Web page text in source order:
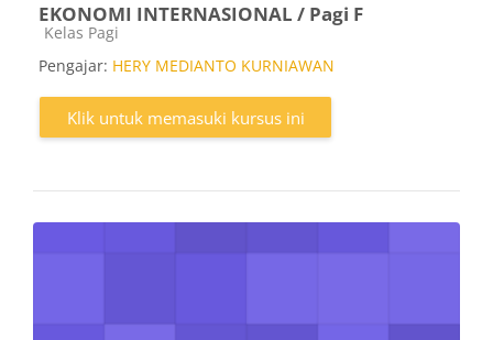
EKONOMI INTERNASIONAL / Pagi F
Kategori kursus
Kelas Pagi
Pengajar: HERY MEDIANTO KURNIAWAN
Klik untuk memasuki kursus ini